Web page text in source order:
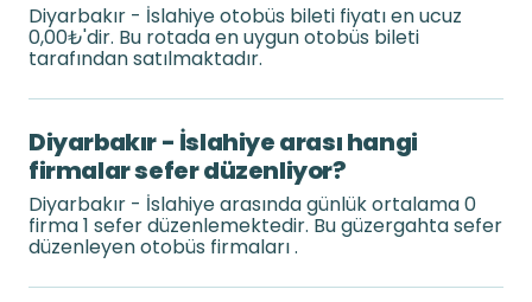
Diyarbakır - İslahiye otobüs bileti fiyatı en ucuz
0,00₺'dir. Bu rotada en uygun otobüs bileti
tarafından satılmaktadır.
Diyarbakır - İslahiye arası hangi
firmalar sefer düzenliyor?
Diyarbakır - İslahiye arasında günlük ortalama 0
firma 1 sefer düzenlemektedir. Bu güzergahta sefer
düzenleyen otobüs firmaları .